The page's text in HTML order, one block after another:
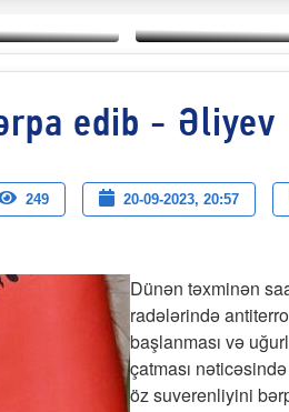
vizası —
cibində
Hər an ən çətin
hazır olmalıyıq-
ZƏLİMXAN
edib - Əliyev
249 20-09-2023, 20:57
Dünən təxminən
radələrində
başlanması və
çatması
öz suverenliyini